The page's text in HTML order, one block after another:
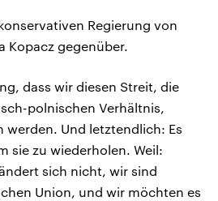
Regierung von
Kopacz gegenüber.
dass wir diesen Streit, die
polnischen Verhältnis,
werden. Und letztendlich: Es
sie zu wiederholen. Weil:
sich nicht, wir sind
Union, und wir möchten es